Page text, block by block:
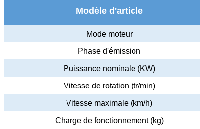
Modèle d'article
Mode moteur
Phase d'émission
Puissance nominale (KW)
Vitesse de rotation (tr/min)
Vitesse maximale (km/h)
Charge de fonctionnement (kg)